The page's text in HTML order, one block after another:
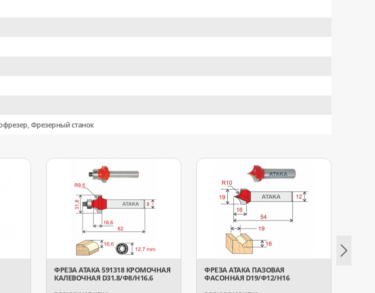
Фрезерный станок
ФРЕЗА АТАКА 591318 КРОМОЧНАЯ
КАЛЕВОЧНАЯ D31.8/Ф8/H16.6
ФРЕЗА АТАКА ПАЗОВАЯ
ФАСОННАЯ D19/Ф12/H16